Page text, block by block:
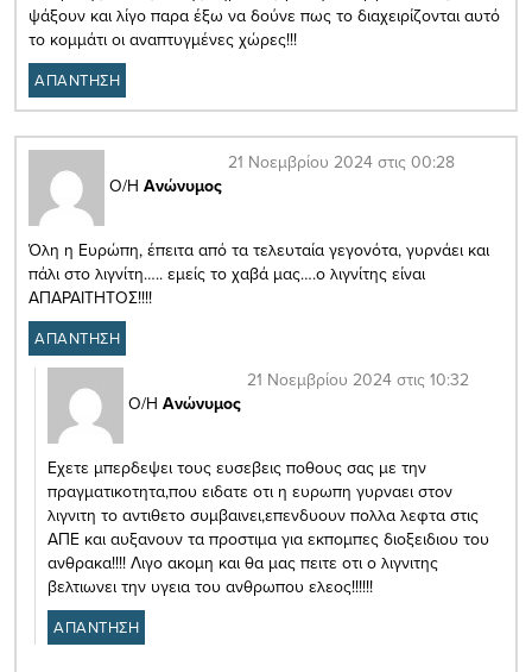
ψάξουν και λίγο παρα έξω να δούνε πως το διαχειρίζονται αυτό
το κομμάτι οι αναπτυγμένες χώρες!!!
ΑΠΑΝΤΗΣΗ
Ο/Η Ανώνυμος
21 Νοεμβρίου 2024 στις 00:28
Όλη η Ευρώπη, έπειτα από τα τελευταία γεγονότα, γυρνάει και
πάλι στο λιγνίτη….. εμείς το χαβά μας….ο λιγνίτης είναι
ΑΠΑΡΑΙΤΗΤΟΣ!!!!
ΑΠΑΝΤΗΣΗ
Ο/Η Ανώνυμος
21 Νοεμβρίου 2024 στις 10:32
Εχετε μπερδεψει τους ευσεβεις ποθους σας με την
πραγματικοτητα,που ειδατε οτι η ευρωπη γυρναει στον
λιγνιτη το αντιθετο συμβαινει,επενδυουν πολλα λεφτα στις
ΑΠΕ και αυξανουν τα προστιμα για εκπομπες διοξειδιου του
ανθρακα!!!! Λιγο ακομη και θα μας πειτε οτι ο λιγνιτης
βελτιωνει την υγεια του ανθρωπου ελεος!!!!!!
ΑΠΑΝΤΗΣΗ